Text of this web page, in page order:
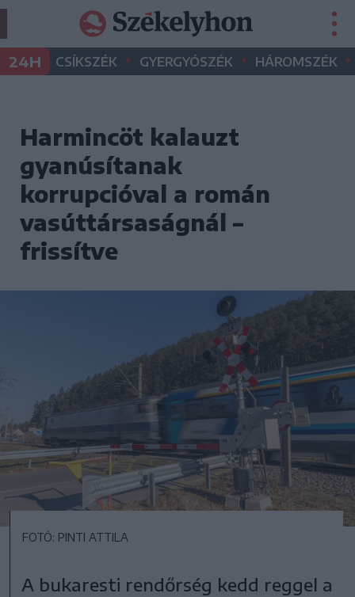
24H CSÍKSZÉK • GYERGYÓSZÉK • HÁROMSZÉK •
Harmincöt kalauzt
gyanúsítanak
korrupcióval a román
vasúttársaságnál –
frissítve
FOTÓ: PINTI ATTILA
A bukaresti rendőrség kedd reggel a